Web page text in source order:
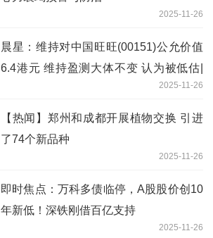
2025-11-26
晨星：维持对中国旺旺(00151)公允价值
6.4港元 维持盈测大体不变 认为被低估|
2025-11-26
【热闻】郑州和成都开展植物交换 引进
了74个新品种
2025-11-26
即时焦点：万科多债临停，A股股价创10
年新低！深铁刚借百亿支持
2025-11-26